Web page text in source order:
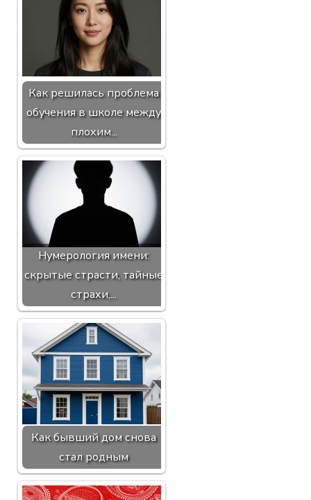
Как решилась проблема
обучения в школе между
плохим...
Нумерология имени:
скрытые страсти, тайные
страхи,...
Как бывший дом снова
стал родным